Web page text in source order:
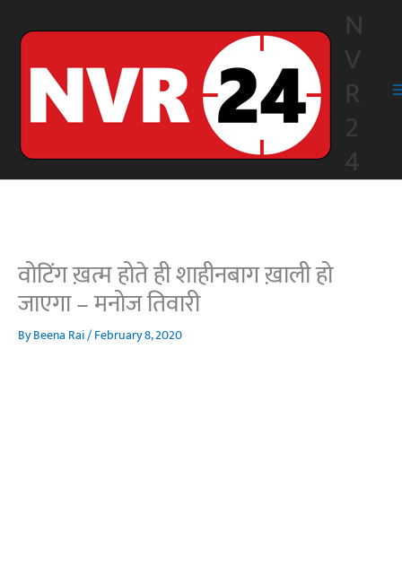
N
V
R
2
4
वोटिंग ख़त्म होते ही शाहीनबाग ख़ाली हो
जाएगा – मनोज तिवारी
ByBeena Rai/February 8, 2020